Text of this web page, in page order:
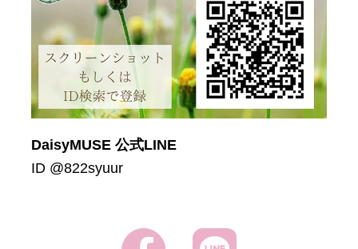
DaisyMUSE 公式LINE
ID @822syuur